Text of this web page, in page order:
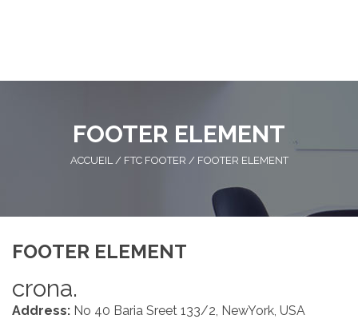
FOOTER ELEMENT
ACCUEIL / FTC FOOTER / FOOTER ELEMENT
FOOTER ELEMENT
crona.
Address: No 40 Baria Sreet 133/2, NewYork, USA